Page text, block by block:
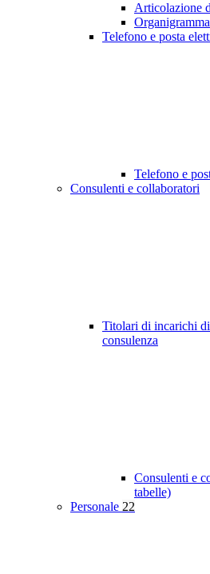
Articolazione
Organigramma
Telefono e posta
Telefono e
Consulenti e collaboratori
Titolari di incarichi
consulenza
Consulenti e
tabelle)
Personale 22